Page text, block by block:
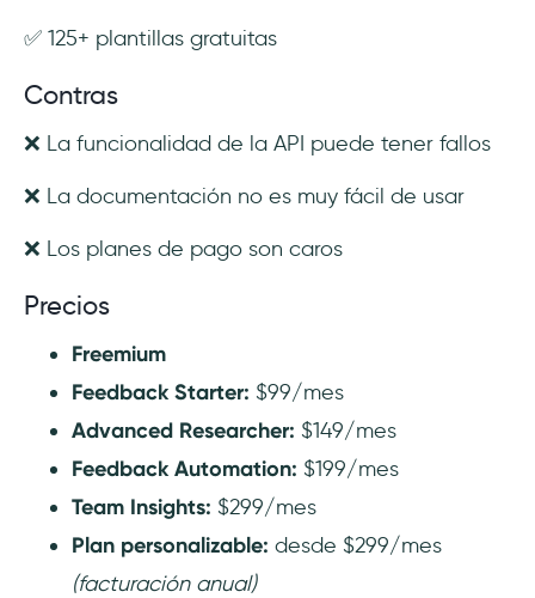
✅ 125+ plantillas gratuitas
Contras
❌ La funcionalidad de la API puede tener fallos
❌ La documentación no es muy fácil de usar
❌ Los planes de pago son caros
Precios
Freemium
Feedback Starter: $99/mes
Advanced Researcher: $149/mes
Feedback Automation: $199/mes
Team Insights: $299/mes
Plan personalizable: desde $299/mes
(facturación anual)